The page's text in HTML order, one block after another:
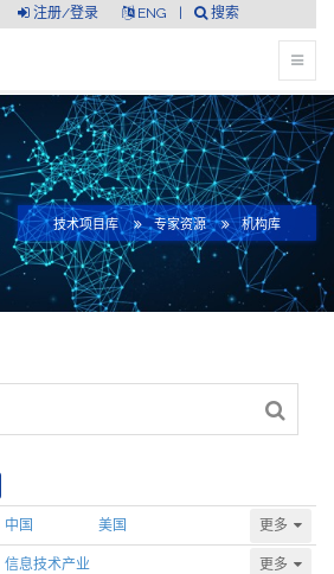
搜索
ENG
注册/登录
技术项目库 专家资源 机构库
中国 美国 更多
信息技术产业 更多